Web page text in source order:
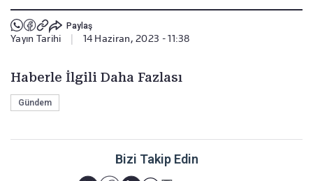
Paylaş
Yayın Tarihi 14 Haziran, 2023 - 11:38
Haberle İlgili Daha Fazlası
Gündem
Bizi Takip Edin